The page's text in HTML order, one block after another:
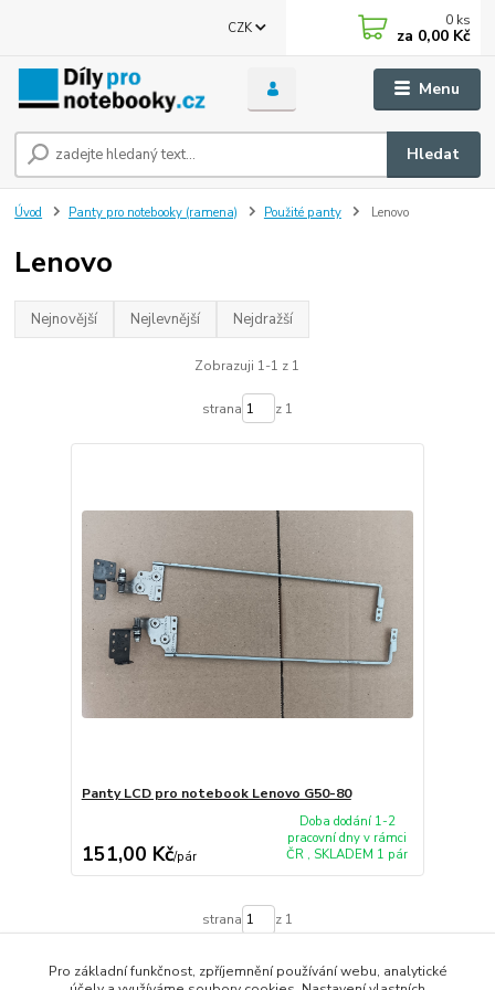
Menu
CZK
Hledat
0 ks
za 0,00 Kč
Úvod Panty pro notebooky (ramena) Použité panty Lenovo
Lenovo
Nejnovější Nejlevnější Nejdražší
Zobrazuji 1-1 z 1
strana z 1
Panty LCD pro notebook Lenovo G50-80
151,00 Kč/pár
Doba dodání 1-2
pracovní dny v rámci
ČR , SKLADEM 1 pár
strana z 1
Pro základní funkčnost, zpříjemnění používání webu, analytické